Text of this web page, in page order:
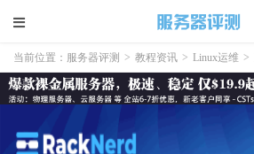
当前位置： 服务器评测 > 教程资讯 > Linux运维 >